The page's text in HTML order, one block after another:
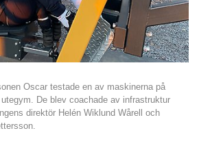
Oscar testade en av maskinerna på
De blev coachade av infrastruktur
direktör Helén Wiklund Wårell och